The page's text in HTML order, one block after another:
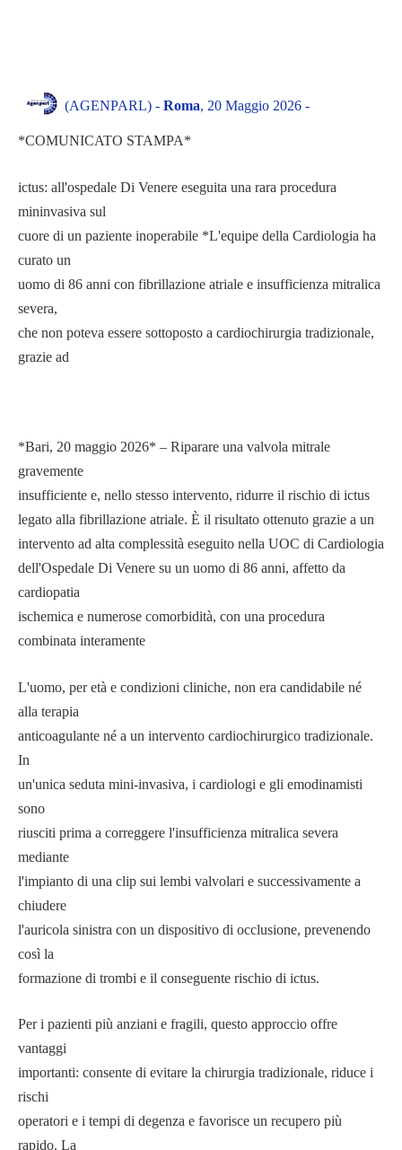
(AGENPARL) - Roma, 20 Maggio 2026 -
*COMUNICATO STAMPA*
ictus: all'ospedale Di Venere eseguita una rara procedura
mininvasiva sul
cuore di un paziente inoperabile *L'equipe della Cardiologia ha
curato un
uomo di 86 anni con fibrillazione atriale e insufficienza mitralica
severa,
che non poteva essere sottoposto a cardiochirurgia tradizionale,
grazie ad
*Bari, 20 maggio 2026* – Riparare una valvola mitrale
gravemente
insufficiente e, nello stesso intervento, ridurre il rischio di ictus
legato alla fibrillazione atriale. È il risultato ottenuto grazie a un
intervento ad alta complessità eseguito nella UOC di Cardiologia
dell'Ospedale Di Venere su un uomo di 86 anni, affetto da
cardiopatia
ischemica e numerose comorbidità, con una procedura
combinata interamente
L'uomo, per età e condizioni cliniche, non era candidabile né
alla terapia
anticoagulante né a un intervento cardiochirurgico tradizionale.
In
un'unica seduta mini-invasiva, i cardiologi e gli emodinamisti
sono
riusciti prima a correggere l'insufficienza mitralica severa
mediante
l'impianto di una clip sui lembi valvolari e successivamente a
chiudere
l'auricola sinistra con un dispositivo di occlusione, prevenendo
così la
formazione di trombi e il conseguente rischio di ictus.
Per i pazienti più anziani e fragili, questo approccio offre
vantaggi
importanti: consente di evitare la chirurgia tradizionale, riduce i
rischi
operatori e i tempi di degenza e favorisce un recupero più
rapido. La